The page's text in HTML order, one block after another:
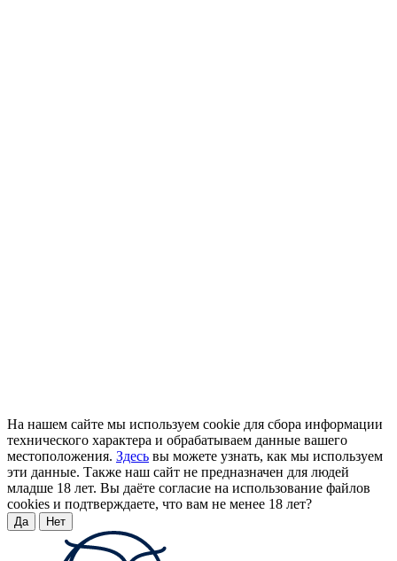
На нашем сайте мы используем cookie для сбора информации
технического характера и обрабатываем данные вашего
местоположения. Здесь вы можете узнать, как мы используем
эти данные. Также наш сайт не предназначен для людей
младше 18 лет. Вы даёте согласие на использование файлов
cookies и подтверждаете, что вам не менее 18 лет?
Да Нет